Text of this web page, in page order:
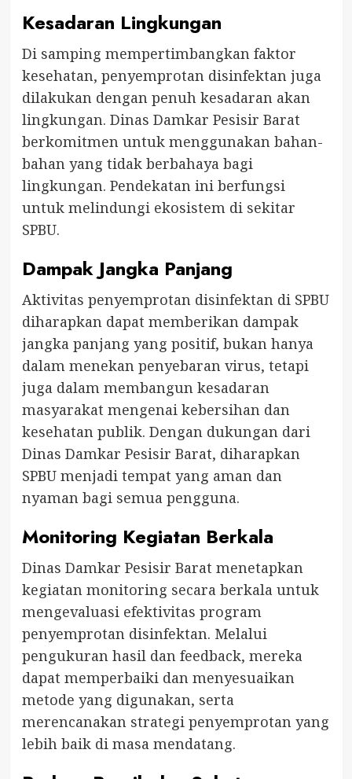
Kesadaran Lingkungan
Di samping mempertimbangkan faktor
kesehatan, penyemprotan disinfektan juga
dilakukan dengan penuh kesadaran akan
lingkungan. Dinas Damkar Pesisir Barat
berkomitmen untuk menggunakan bahan-
bahan yang tidak berbahaya bagi
lingkungan. Pendekatan ini berfungsi
untuk melindungi ekosistem di sekitar
SPBU.
Dampak Jangka Panjang
Aktivitas penyemprotan disinfektan di SPBU
diharapkan dapat memberikan dampak
jangka panjang yang positif, bukan hanya
dalam menekan penyebaran virus, tetapi
juga dalam membangun kesadaran
masyarakat mengenai kebersihan dan
kesehatan publik. Dengan dukungan dari
Dinas Damkar Pesisir Barat, diharapkan
SPBU menjadi tempat yang aman dan
nyaman bagi semua pengguna.
Monitoring Kegiatan Berkala
Dinas Damkar Pesisir Barat menetapkan
kegiatan monitoring secara berkala untuk
mengevaluasi efektivitas program
penyemprotan disinfektan. Melalui
pengukuran hasil dan feedback, mereka
dapat memperbaiki dan menyesuaikan
metode yang digunakan, serta
merencanakan strategi penyemprotan yang
lebih baik di masa mendatang.